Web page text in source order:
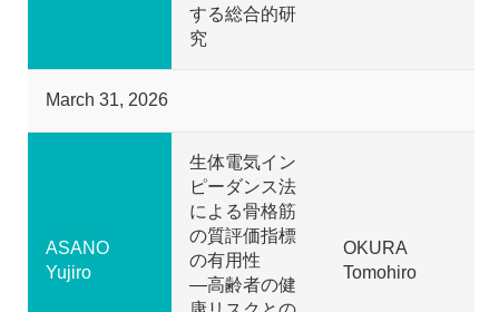
する総合的研
究
March 31, 2026
ASANO
Yujiro
生体電気イン
ピーダンス法
による骨格筋
の質評価指標
の有用性
―高齢者の健
OKURA
Tomohiro